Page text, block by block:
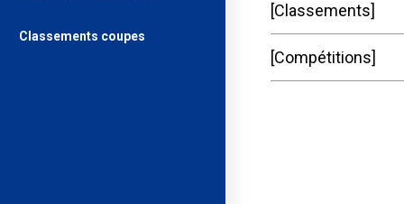
Classements
Compétitions
Classements coupes